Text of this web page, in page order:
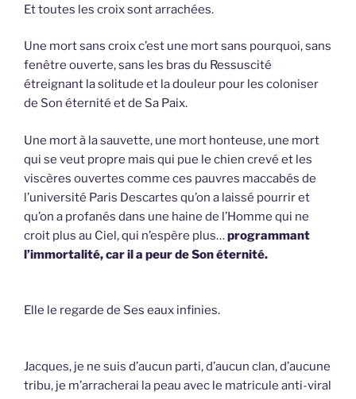
Et toutes les croix sont arrachées.
Une mort sans croix c’est une mort sans pourquoi, sans
fenêtre ouverte, sans les bras du Ressuscité
étreignant la solitude et la douleur pour les coloniser
de Son éternité et de Sa Paix.
Une mort à la sauvette, une mort honteuse, une mort
qui se veut propre mais qui pue le chien crevé et les
viscères ouvertes comme ces pauvres maccabés de
l’université Paris Descartes qu’on a laissé pourrir et
qu’on a profanés dans une haine de l’Homme qui ne
croit plus au Ciel, qui n’espère plus…programmant
l’immortalité, car il a peur de Son éternité.
Elle le regarde de Ses eaux infinies.
Jacques, je ne suis d’aucun parti, d’aucun clan, d’aucune
tribu, je m’arracherai la peau avec le matricule anti-viral